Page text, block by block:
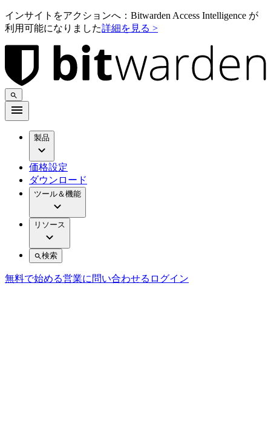
インサイトをアクションへ：Bitwarden Access Intelligence が
利用可能になりました詳細を見る >
製品
価格設定
ダウンロード
ツール＆機能
リソース
検索
無料で始める営業に問い合わせる ログイン